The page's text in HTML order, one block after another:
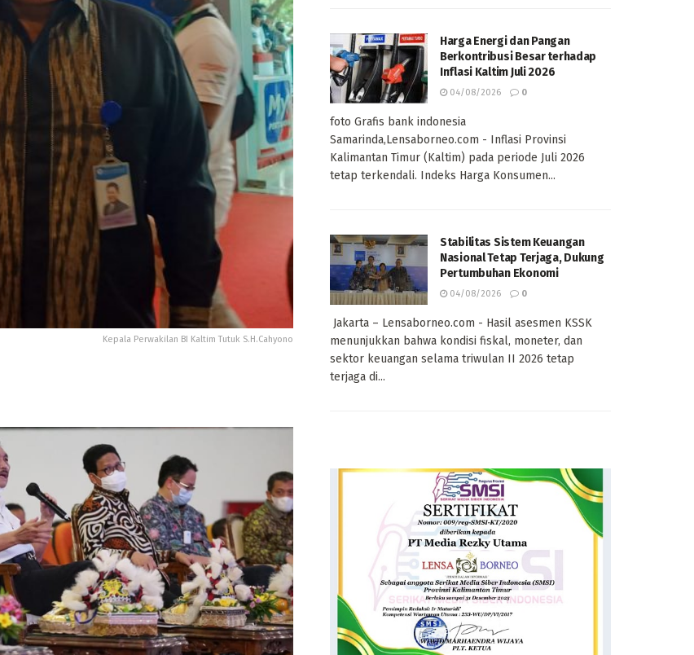
Kepala Perwakilan BI Kaltim Tutuk S.H.Cahyono
Harga Energi dan Pangan
Berkontribusi Besar terhadap
Inflasi Kaltim Juli 2026
04/08/2026 0
foto Grafis bank indonesia
Samarinda,Lensaborneo.com - Inflasi Provinsi
Kalimantan Timur (Kaltim) pada periode Juli 2026
tetap terkendali. Indeks Harga Konsumen...
Stabilitas Sistem Keuangan
Nasional Tetap Terjaga, Dukung
Pertumbuhan Ekonomi
04/08/2026 0
Jakarta – Lensaborneo.com - Hasil asesmen KSSK
menunjukkan bahwa kondisi fiskal, moneter, dan
sektor keuangan selama triwulan II 2026 tetap
terjaga di...